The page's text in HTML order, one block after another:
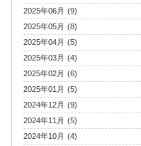
2025年06月 (9)
2025年05月 (8)
2025年04月 (5)
2025年03月 (4)
2025年02月 (6)
2025年01月 (5)
2024年12月 (9)
2024年11月 (5)
2024年10月 (4)